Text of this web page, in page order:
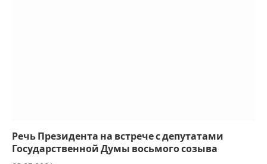
Речь Президента на встрече с депутатами
Государственной Думы восьмого созыва